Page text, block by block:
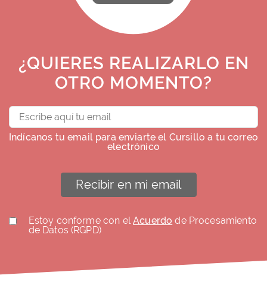
¿QUIERES REALIZARLO EN
OTRO MOMENTO?
Indícanos tu email para enviarte el Cursillo a tu correo
electrónico
Recibir en mi email
Estoy conforme con elAcuerdo de Procesamiento
de Datos (RGPD)